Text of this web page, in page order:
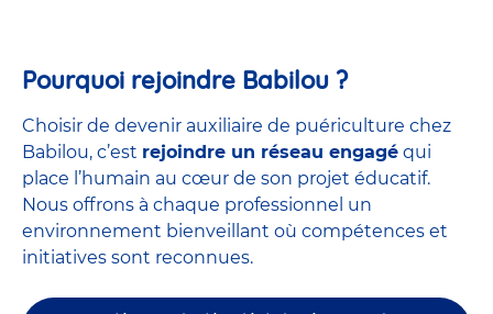
Pourquoi rejoindre Babilou ?
Choisir de devenir auxiliaire de puériculture chez
Babilou, c’est rejoindre un réseau engagé qui
place l’humain au cœur de son projet éducatif.
Nous offrons à chaque professionnel un
environnement bienveillant où compétences et
initiatives sont reconnues.